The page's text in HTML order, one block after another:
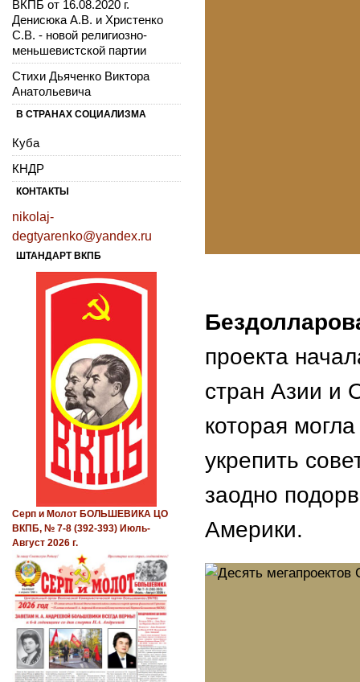
проекта
стран Азии и
которая
укрепить
заодно
Америки.
ВКПБ от 16.08.2020 г.
Денисюка А.В. и Христенко
С.В. - новой религиозно-
меньшевистской партии
Стихи Дьяченко Виктора
Анатольевича
В СТРАНАХ СОЦИАЛИЗМА
Куба
КНДР
КОНТАКТЫ
nikolaj-
degtyarenko@yandex.ru
ШТАНДАРТ ВКПБ
Серп и Молот БОЛЬШЕВИКА ЦО
ВКПБ, № 7-8 (392-393) Июль-
Август 2026 г.